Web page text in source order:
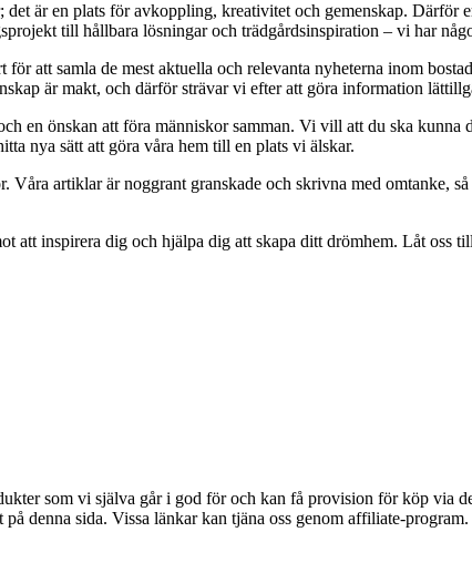
det är en plats för avkoppling, kreativitet och gemenskap.
till hållbara lösningar och trädgårdsinspiration – vi har
för att samla de mest aktuella och relevanta nyheterna inom
är makt, och därför strävar vi efter att göra information
en önskan att föra människor samman. Vi vill att du ska
nya sätt att göra våra hem till en plats vi älskar.
artiklar är noggrant granskade och skrivna med omtanke,
att inspirera dig och hjälpa dig att skapa ditt drömhem. Låt oss
som vi själva går i god för och kan få provision för köp via
denna sida. Vissa länkar kan tjäna oss genom affiliate-